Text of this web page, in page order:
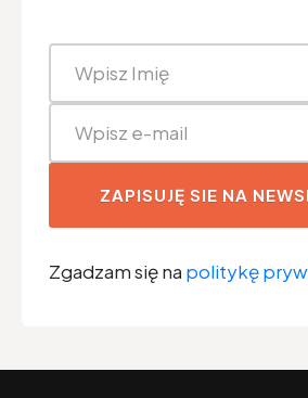
ZAPISUJĘ SIE NA
Zgadzam się na politykę